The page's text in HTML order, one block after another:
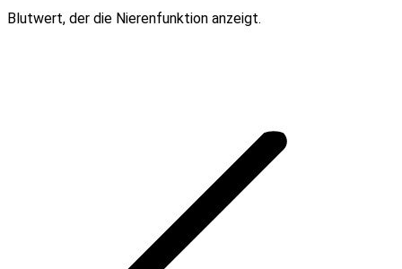
Blutwert, der die Nierenfunktion anzeigt.